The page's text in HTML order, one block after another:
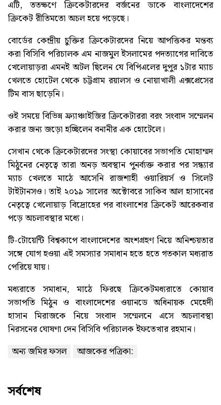
এটি, ততক্ষণে ক্রিকেটারদের বর্জনের ডাকে বাংলাদেশের
ক্রিকেট রীতিমতো অচল হয়ে পড়েছে।
বোর্ডের কেন্দ্রীয় চুক্তির ক্রিকেটারদের নিয়ে আপত্তিকর মন্তব্য
করা বিসিবি পরিচালক এম নাজমুল ইসলামের পদত্যাগের দাবিতে
খেলোয়াড়রা এমনই অটল ছিলেন যে বিপিএলের দুপুর ১টার ম্যাচ
খেলতে হোটেল থেকে চট্টগ্রাম রয়ালস ও নোয়াখালী এক্সপ্রেসের
টিম বাস ছাড়েনি।
ওই সময়ে বিভিন্ন ফ্র্যাঞ্চাইজির ক্রিকেটাররা বরং সংবাদ সম্মেলন
করার জন্য জড়ো হচ্ছিলেন বনানীর এক হোটেলে।
সেখান থেকে ক্রিকেটারদের সংস্থা কোয়াবের সভাপতি মোহাম্মদ
মিঠুনের নেতৃত্বে তারা অনড় অবস্থান পুনর্ব্যক্ত করার পর সন্ধ্যার
ম্যাচ খেলতে মাঠে আসেনি রাজশাহী ওয়ারিয়র্স ও সিলেট
টাইটানসও। তাই ২০১৯ সালের অক্টোবরে সাকিব আল হাসানের
নেতৃত্বে খেলোয়াড় বিদ্রোহের পর বাংলাশের ক্রিকেট আরেকবার
পড়ে অচলাবস্থার মধ্যে।
টি-টোয়েন্টি বিশ্বকাপে বাংলাদেশের অংশগ্রহণ নিয়ে অনিশ্চয়তার
সঙ্গে যোগ হওয়া এই সমস্যার সমাধান হতে হতে গতকাল মধ্যরাত
পেরিয়ে যায়।
মধ্যরাতে সমাধান, মাঠে ফিরছে ক্রিকেটমধ্যরাতে কোয়াব
সভাপতি মিঠুন ও বাংলাদেশের ওয়ানডে অধিনায়ক মেহেদী
হাসান মিরাজকে নিয়ে সংবাদ সম্মেলনে এসে অচলাবস্থা
নিরসনের ঘোষণা দেন বিসিবি পরিচালক ইফতেখার রহমান।
অন্য জমির ফসল
আজকের পত্রিকা:
সর্বশেষ